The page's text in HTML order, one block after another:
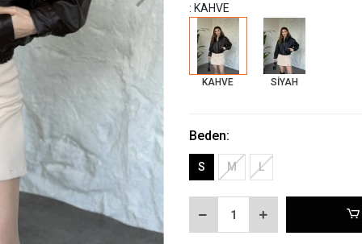
: KAHVE
KAHVE SİYAH
Beden:
S M L